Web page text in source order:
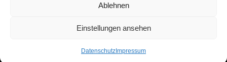
Ablehnen
Einstellungen ansehen
Datenschutz Impressum